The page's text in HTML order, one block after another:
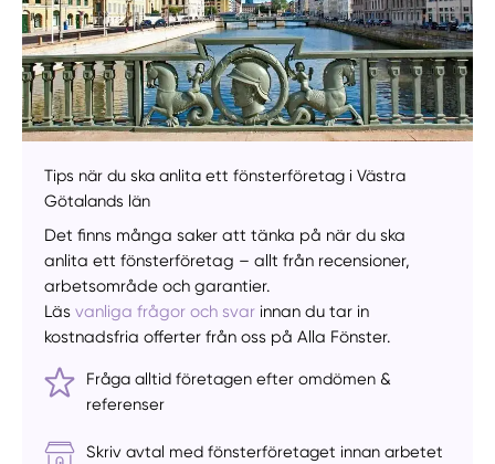
Välj tillvägagångssätt
Tips när du ska anlita ett fönsterföretag i Västra
Götalands län
Det finns många saker att tänka på när du ska
anlita ett fönsterföretag – allt från recensioner,
arbetsområde och garantier.
Läsvanliga frågor och svar innan du tar in
kostnadsfria offerter från oss på Alla Fönster.
Fråga alltid företagen efter omdömen &
referenser
Skriv avtal med fönsterföretaget innan arbetet